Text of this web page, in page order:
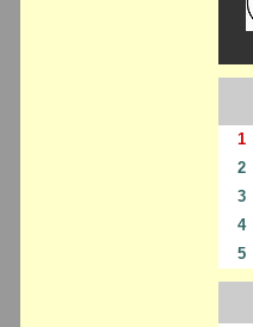
1
2
3
4
5